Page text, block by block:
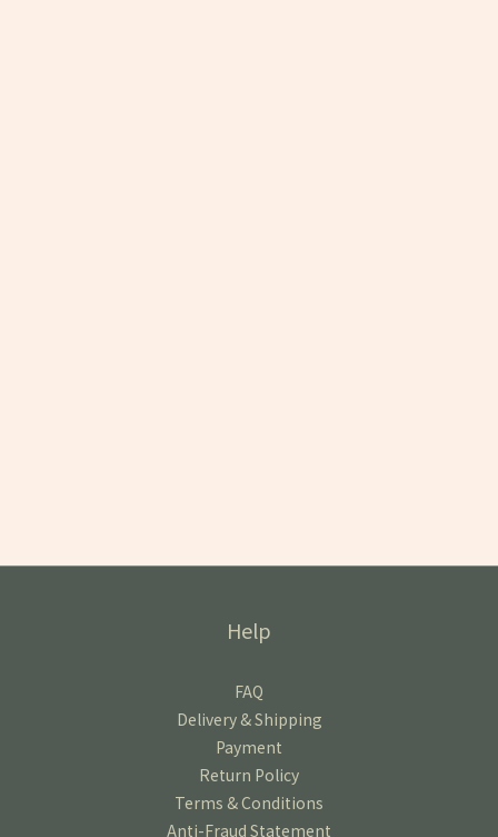
Help
FAQ
Delivery & Shipping
Payment
Return Policy
Terms & Conditions
Anti-Fraud Statement